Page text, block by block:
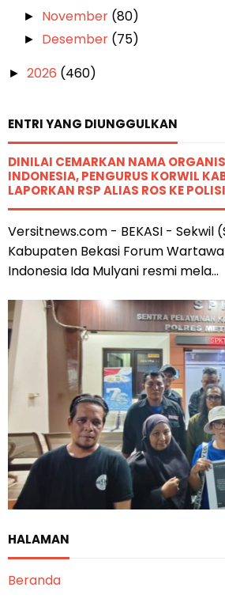
► November (80)
► Desember (75)
► 2026 (460)
ENTRI YANG DIUNGGULKAN
DINILAI CEMARKAN NAMA
INDONESIA, PENGURUS KORWIL
LAPORKAN RSP ALIAS ROS KE POLISI
Versitnews.com - BEKASI - Sekwil
Kabupaten Bekasi Forum
Indonesia Ida Mulyani resmi mela...
HALAMAN
Beranda